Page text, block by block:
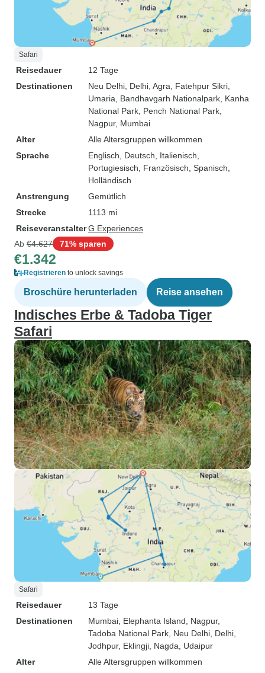
Safari
Reisedauer
12 Tage
Destinationen
Neu Delhi , Delhi , Agra , Fatehpur Sikri
Umaria , Bandhavgarh Nationalpark , Kanha
National Park , Pench National Park
Nagpur, Mumbai
Alter
Alle Altersgruppen willkommen
Sprache
Englisch, Deutsch, Italienisch,
Portugiesisch, Französisch, Spanisch,
Holländisch
Anstrengung
Gemütlich
Strecke
1113 mi
ReiseveranstalterG Experiences
Ab €4.627 71% sparen
€1.342
Registrieren to unlock savings
Broschüre herunterladen Reise ansehen
Indisches Erbe & Tadoba Tiger
Safari
Safari
Reisedauer
13 Tage
Destinationen
Mumbai , Elephanta Island , Nagpur,
Tadoba National Park , Neu Delhi , Delhi
Jodhpur, Eklingji , Nagda , Udaipur
Alter
Alle Altersgruppen willkommen